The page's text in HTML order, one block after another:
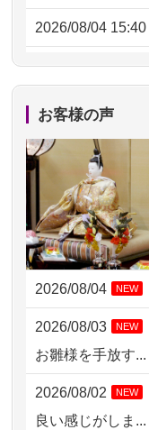
2026/08/04 15:40
2026/08/04 14:04
2026/08/04 00:38
2026/08/03 21:17
2026/08/02 18:47
2026/08/02 11:15
2026/08/02 10:39
2026/08/02 09:15
2026/08/02 06:46
お客様の声
2026/08/04 NEW
2026/08/03 NEW
お雛様を手放す...
2026/08/02 NEW
良い感じがしま...